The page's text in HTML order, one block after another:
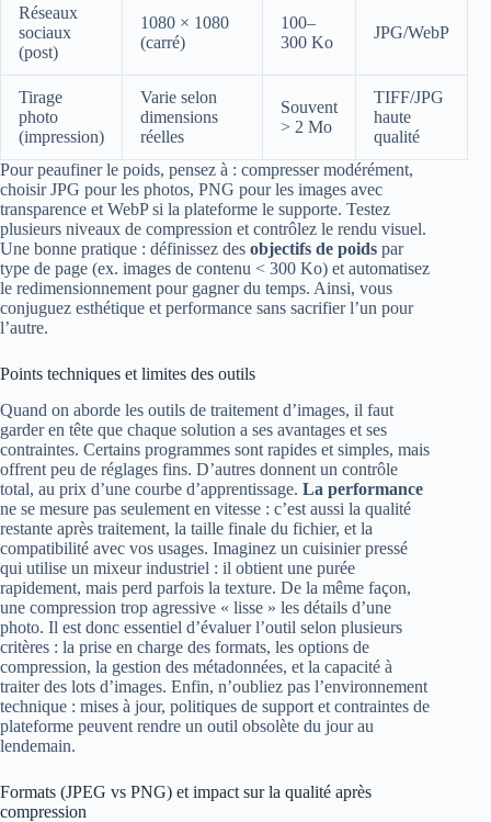
Réseaux
sociaux
(post)
1080 × 1080
(carré)
100–
300 Ko
JPG/WebP
Tirage
photo
(impression)
Varie selon
dimensions
réelles
Souvent
> 2 Mo
TIFF/JPG
haute
qualité
Pour peaufiner le poids, pensez à : compresser modérément,
choisir JPG pour les photos, PNG pour les images avec
transparence et WebP si la plateforme le supporte. Testez
plusieurs niveaux de compression et contrôlez le rendu visuel.
Une bonne pratique : définissez des objectifs de poids par
type de page (ex. images de contenu < 300 Ko) et automatisez
le redimensionnement pour gagner du temps. Ainsi, vous
conjuguez esthétique et performance sans sacrifier l’un pour
l’autre.
Points techniques et limites des outils
Quand on aborde les outils de traitement d’images, il faut
garder en tête que chaque solution a ses avantages et ses
contraintes. Certains programmes sont rapides et simples, mais
offrent peu de réglages fins. D’autres donnent un contrôle
total, au prix d’une courbe d’apprentissage. La performance
ne se mesure pas seulement en vitesse : c’est aussi la qualité
restante après traitement, la taille finale du fichier, et la
compatibilité avec vos usages. Imaginez un cuisinier pressé
qui utilise un mixeur industriel : il obtient une purée
rapidement, mais perd parfois la texture. De la même façon,
une compression trop agressive « lisse » les détails d’une
photo. Il est donc essentiel d’évaluer l’outil selon plusieurs
critères : la prise en charge des formats, les options de
compression, la gestion des métadonnées, et la capacité à
traiter des lots d’images. Enfin, n’oubliez pas l’environnement
technique : mises à jour, politiques de support et contraintes de
plateforme peuvent rendre un outil obsolète du jour au
lendemain.
Formats (JPEG vs PNG) et impact sur la qualité après
compression